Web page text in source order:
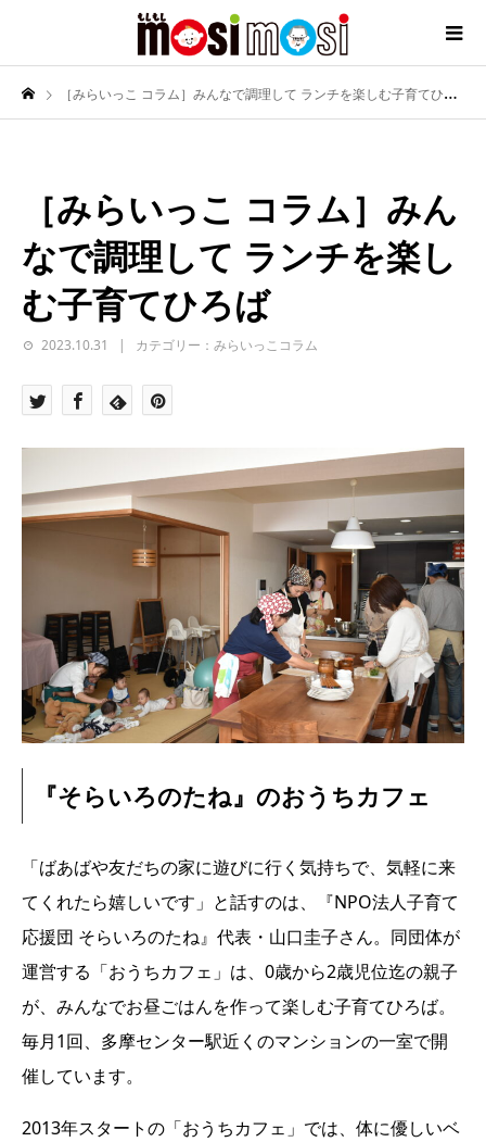
［みらいっこ コラム］みんなで調理して ランチを楽しむ子育てひろば
［みらいっこ コラム］みん
なで調理して ランチを楽し
む子育てひろば
2023.10.31 カテゴリー：みらいっこコラム
『そらいろのたね』のおうちカフェ
「ばあばや友だちの家に遊びに行く気持ちで、気軽に来
てくれたら嬉しいです」と話すのは、『NPO法人子育て
応援団 そらいろのたね』代表・山口圭子さん。同団体が
運営する「おうちカフェ」は、0歳から2歳児位迄の親子
が、みんなでお昼ごはんを作って楽しむ子育てひろば。
毎月1回、多摩センター駅近くのマンションの一室で開
催しています。
2013年スタートの「おうちカフェ」では、体に優しいベ